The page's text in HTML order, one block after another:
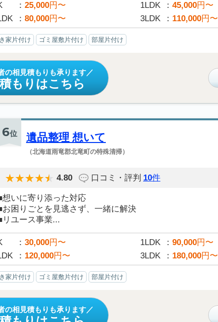
25,000円〜 1LDK 45,000円〜
80,000円〜 3LDK 110,000円〜
家片付け ゴミ屋敷片付け 部屋片付け
の相見積もりも承ります
もりはこちら
6位 遺品整理 想いて
（北海道雨竜郡北竜町の特殊清掃）
4.80 口コミ・評判 10件
想いに寄り添った対応
お困りごとを見逃さず、一緒に解決
リユース事業...
30,000円〜 1LDK 90,000円〜
120,000円〜 3LDK 180,000円〜
家片付け ゴミ屋敷片付け 部屋片付け
の相見積もりも承ります